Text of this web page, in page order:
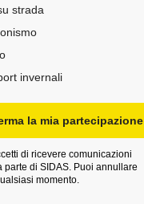
strada
invernali
la mia partecipazione
di ricevere comunicazioni
parte di SIDAS. Puoi annullare
momento.